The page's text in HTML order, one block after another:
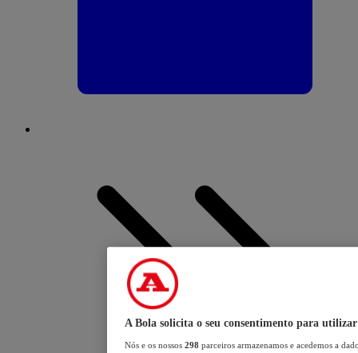
A Bola solicita o seu consentimento para utilizar
Nós e os nossos 298 parceiros armazenamos e acedemos a